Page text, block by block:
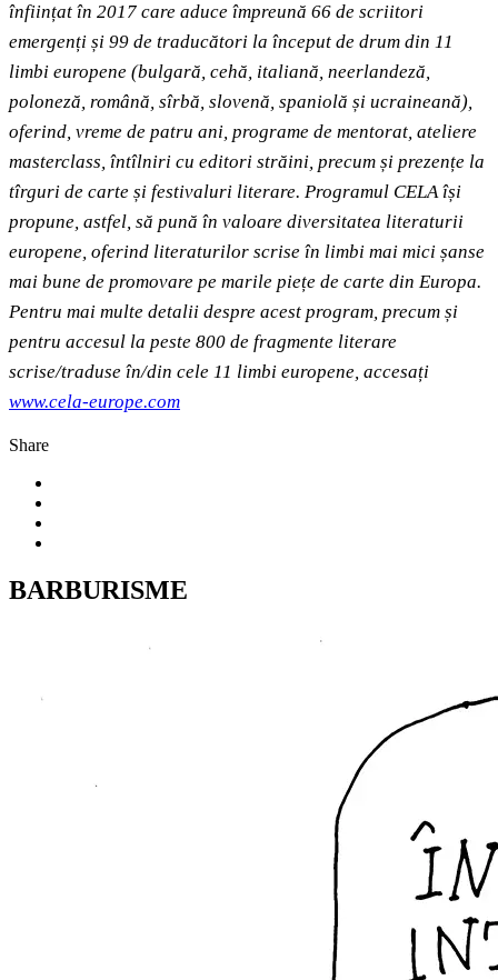
înființat în 2017 care aduce împreună 66 de scriitori
emergenți și 99 de traducători la început de drum din 11
limbi europene (bulgară, cehă, italiană, neerlandeză,
poloneză, română, sîrbă, slovenă, spaniolă și ucraineană),
oferind, vreme de patru ani, programe de mentorat, ateliere
masterclass, întîlniri cu editori străini, precum și prezențe la
tîrguri de carte și festivaluri literare. Programul CELA își
propune, astfel, să pună în valoare diversitatea literaturii
europene, oferind literaturilor scrise în limbi mai mici șanse
mai bune de promovare pe marile piețe de carte din Europa.
Pentru mai multe detalii despre acest program, precum și
pentru accesul la peste 800 de fragmente literare
scrise/traduse în/din cele 11 limbi europene, accesați
www.cela-europe.com
Share
BARBURISME